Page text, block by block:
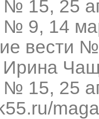
№ 15, 25
№ 9, 14
вести
№ 15, 25